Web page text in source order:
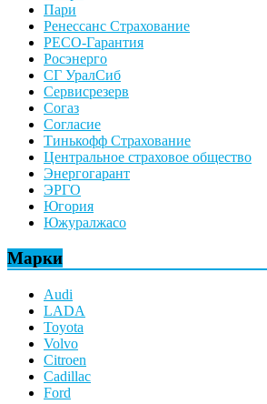
Пари
Ренессанс Страхование
РЕСО-Гарантия
Росэнерго
СГ УралСиб
Сервисрезерв
Согаз
Согласие
Тинькофф Страхование
Центральное страховое общество
Энергогарант
ЭРГО
Югория
Южуралжасо
Марки
Audi
LADA
Toyota
Volvo
Citroen
Cadillac
Ford